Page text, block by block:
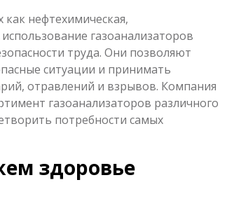
нефтехимическая,
газоанализаторов
труда. Они позволяют
ситуации и принимать
отравлений и взрывов. Компания
газоанализаторов различного
потребности самых
здоровье